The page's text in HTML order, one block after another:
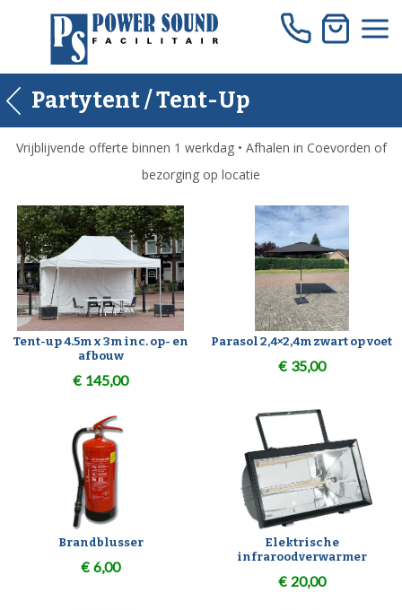
Partytent / Tent-Up
Vrijblijvende offerte binnen 1 werkdag • Afhalen in Coevorden of
bezorging op locatie
Tent-up 4.5m x 3m inc. op- en
afbouw
€ 145,00
Parasol 2,4×2,4m zwart op voet
€ 35,00
Brandblusser
€ 6,00
Elektrische
infraroodverwarmer
€ 20,00